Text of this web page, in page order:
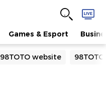
Games & Esport
98TOTO website